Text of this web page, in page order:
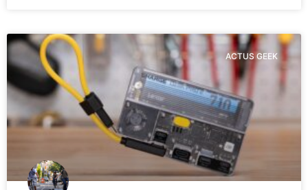
ACTUS GEEK